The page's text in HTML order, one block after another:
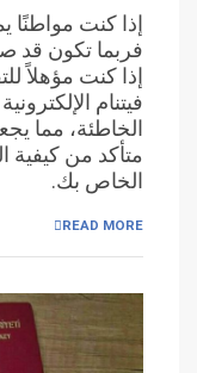
إذا كنت مواطنًا
فربما تكون قد
إذا كنت مؤهلاً
فيتنام
الخاطئة، مما
متأكد من
الخاص بك.
READ MORE